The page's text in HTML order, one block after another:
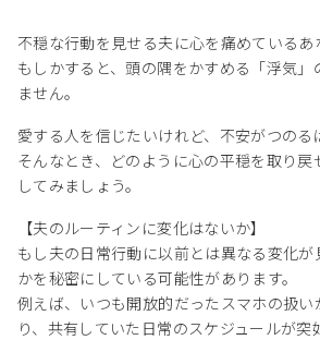
不穏な行動を見せる夫に心を痛めているあ
もしかすると、頭の隅をかすめる「浮気
ません。
愛する人を信じたいけれど、不安がつのる
そんなとき、どのように心の平穏を取り
してみましょう。
【夫のルーティンに変化はないか】
もし夫の日常行動に以前とは異なる変化が
かを秘密にしている可能性があります。
例えば、いつも開放的だったスマホの扱い
り、共有していた日常のスケジュールが突